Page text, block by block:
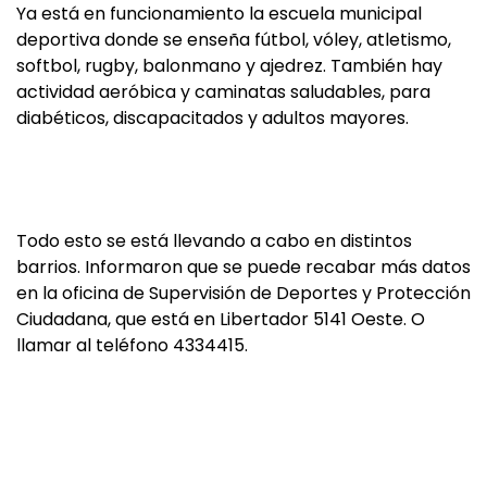
Ya está en funcionamiento la escuela municipal
deportiva donde se enseña fútbol, vóley, atletismo,
softbol, rugby, balonmano y ajedrez. También hay
actividad aeróbica y caminatas saludables, para
diabéticos, discapacitados y adultos mayores.
Todo esto se está llevando a cabo en distintos
barrios. Informaron que se puede recabar más datos
en la oficina de Supervisión de Deportes y Protección
Ciudadana, que está en Libertador 5141 Oeste. O
llamar al teléfono 4334415.